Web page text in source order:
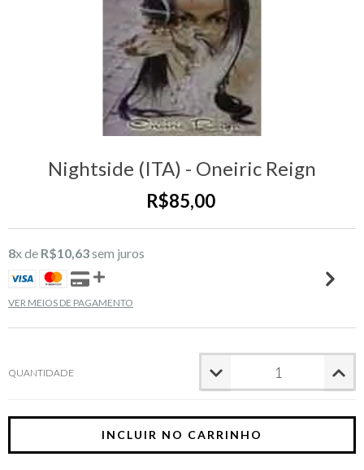
Nightside (ITA) - Oneiric Reign
R$85,00
8x de R$10,63sem juros
VER MEIOS DE PAGAMENTO
QUANTIDADE